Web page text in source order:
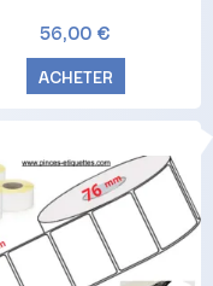
56,00 €
ACHETER